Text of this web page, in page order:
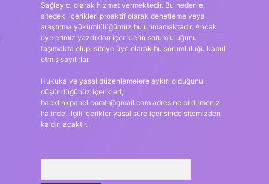
Sağlayıcı olarak hizmet vermektedir. Bu nedenle,
sitedeki içerikleri proaktif olarak denetleme veya
araştırma yükümlülüğümüz bulunmamaktadır. Ancak,
üyelerimiz yazdıkları içeriklerin sorumluluğunu
taşımakta olup, siteye üye olarak bu sorumluluğu kabul
etmiş sayılırlar.
Hukuka ve yasal düzenlemelere aykırı olduğunu
düşündüğünüz içerikleri,
backlinkpanelicomtr@gmail.comadresine bildirmeniz
halinde, ilgili içerikler yasal süre içerisinde sitemizden
kaldırılacaktır.